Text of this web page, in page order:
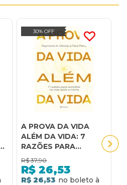
30% OFF
A PROVA DA VIDA
ALÉM DA VIDA: 7
RAZÕES PARA
ACREDITAR NA VIDA
APÓS A MORTE
R$ 37,90
R$ 26,53
R$ 26,53